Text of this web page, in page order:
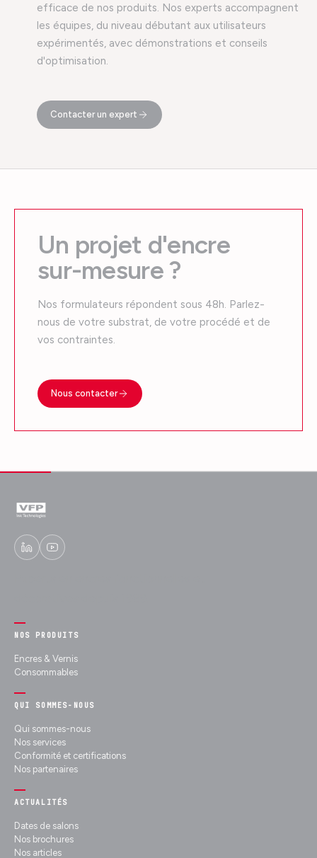
efficace de nos produits. Nos experts accompagnent
les équipes, du niveau débutant aux utilisateurs
expérimentés, avec démonstrations et conseils
d'optimisation.
Contacter un expert
Un projet d'encre
sur-mesure ?
Nos formulateurs répondent sous 48h. Parlez-
nous de votre substrat, de votre procédé et de
vos contraintes.
Nous contacter
NOS PRODUITS
Encres & Vernis
Consommables
QUI SOMMES-NOUS
Qui sommes-nous
Nos services
Conformité et certifications
Nos partenaires
ACTUALITÉS
Dates de salons
Nos brochures
Nos articles